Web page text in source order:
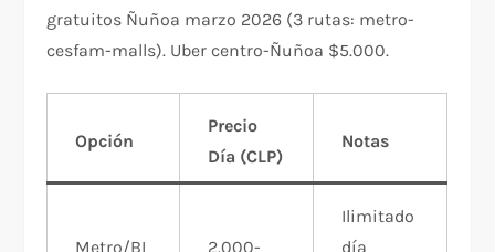
gratuitos Ñuñoa marzo 2026 (3 rutas: metro-
cesfam-malls). Uber centro-Ñuñoa $5.000.​
Opción
Precio
Día (CLP)
Notas
Metro/BI
2.000-
Ilimitado
día